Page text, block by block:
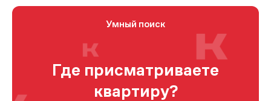
Умный поиск
Где присматриваете
квартиру?